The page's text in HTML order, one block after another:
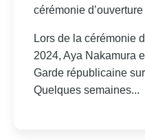
cérémonie
Lors de la cérémonie
2024, Aya Nakamura
Garde républicaine
Quelques semaines...